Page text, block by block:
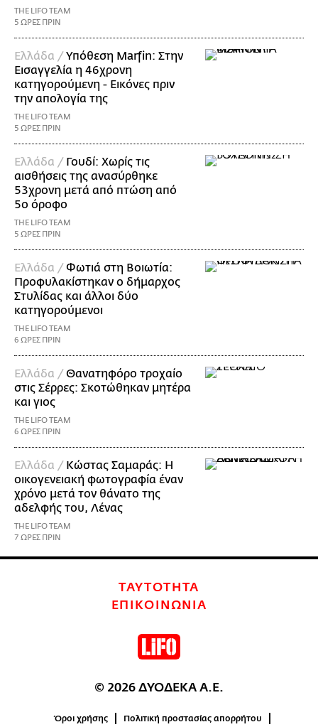
THE LIFO TEAM
5 ΩΡΕΣ ΠΡΙΝ
Ελλάδα /Υπόθεση Marfin: Στην
Εισαγγελία η 46χρονη
κατηγορούμενη - Εικόνες πριν
την απολογία της
THE LIFO TEAM
5 ΩΡΕΣ ΠΡΙΝ
Ελλάδα / Γουδί: Χωρίς τις
αισθήσεις της ανασύρθηκε
53χρονη μετά από πτώση από
5ο όροφο
THE LIFO TEAM
5 ΩΡΕΣ ΠΡΙΝ
Ελλάδα /Φωτιά στη Βοιωτία:
Προφυλακίστηκαν ο δήμαρχος
Στυλίδας και άλλοι δύο
κατηγορούμενοι
THE LIFO TEAM
6 ΩΡΕΣ ΠΡΙΝ
Ελλάδα /Θανατηφόρο τροχαίο
στις Σέρρες: Σκοτώθηκαν μητέρα
και γιος
THE LIFO TEAM
6 ΩΡΕΣ ΠΡΙΝ
Ελλάδα / Κώστας Σαμαράς: Η
οικογενειακή φωτογραφία έναν
χρόνο μετά τον θάνατο της
αδελφής του, Λένας
THE LIFO TEAM
7 ΩΡΕΣ ΠΡΙΝ
ΤΑΥΤΟΤΗΤΑ
ΕΠΙΚΟΙΝΩΝΙΑ
© 2026 ΔΥΟΔΕΚΑ Α.Ε.
Όροι χρήσης Πολιτική προστασίας απορρήτου